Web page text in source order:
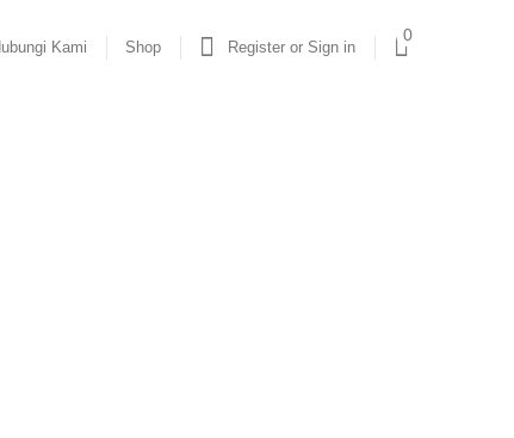
Kami Shop Register or Sign in
0